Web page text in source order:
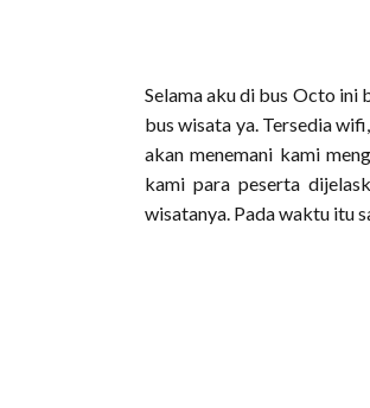
Selama aku di bus Octo ini
bus wisata ya. Tersedia
akan menemani kami
kami para peserta
wisatanya. Pada waktu itu